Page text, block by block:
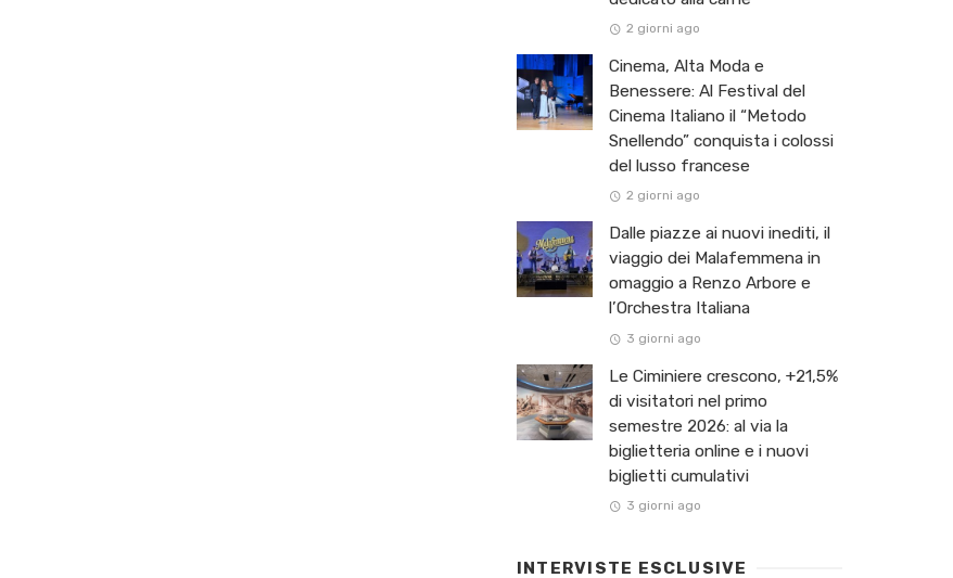
2 giorni ago
Cinema, Alta Moda e
Benessere: Al Festival del
Cinema Italiano il “Metodo
Snellendo” conquista i colossi
del lusso francese
2 giorni ago
Dalle piazze ai nuovi inediti, il
viaggio dei Malafemmena in
omaggio a Renzo Arbore e
l’Orchestra Italiana ​
3 giorni ago
Le Ciminiere crescono, +21,5%
di visitatori nel primo
semestre 2026: al via la
biglietteria online e i nuovi
biglietti cumulativi
3 giorni ago
INTERVISTE ESCLUSIVE